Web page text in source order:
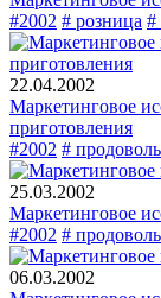
#2002 # розница #
22.04.2002
Маркетинговое
приготовления
#2002 #
25.03.2002
Маркетинговое
#2002 #
06.03.2002